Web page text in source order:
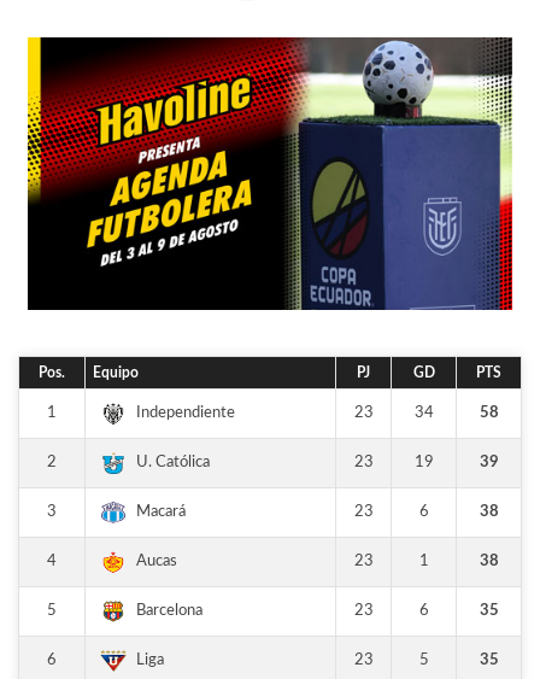
Pos. Equipo PJ GD PTS
1 Independiente 23 34 58
2 U. Católica 23 19 39
3 Macará 23 6 38
4 Aucas 23 1 38
5 Barcelona 23 6 35
6 Liga 23 5 35